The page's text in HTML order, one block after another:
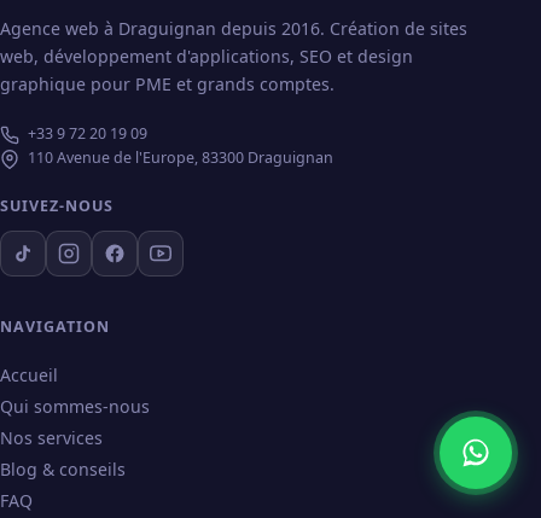
Agence web à Draguignan depuis 2016. Création de sites
web, développement d'applications, SEO et design
graphique pour PME et grands comptes.
+33 9 72 20 19 09
110 Avenue de l'Europe, 83300 Draguignan
SUIVEZ-NOUS
NAVIGATION
Accueil
Qui sommes-nous
Nos services
Blog & conseils
FAQ